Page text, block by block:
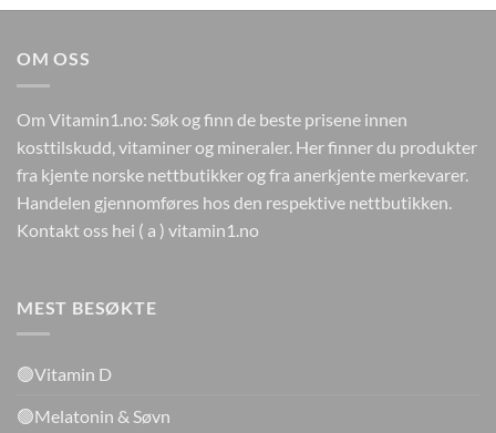
kr224.
kr0.
OM OSS
Om Vitamin1.no: Søk og finn de beste prisene innen
kosttilskudd, vitaminer og mineraler. Her finner du produkter
fra kjente norske nettbutikker og fra anerkjente merkevarer.
Handelen gjennomføres hos den respektive nettbutikken.
Kontakt oss hei ( a ) vitamin1.no
MEST BESØKTE
🟢Vitamin D
🟢Melatonin & Søvn